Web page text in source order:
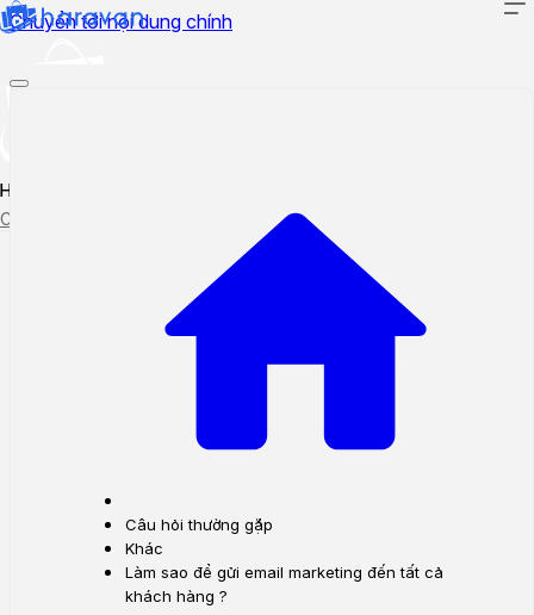
Chuyển tới nội dung chính
Hướng dẫn sử dụng
Cập nhật tính năng mới
Theo dõi ticket
Câu hỏi thường gặp
Khác
Làm sao để gửi email marketing đến tất cả
khách hàng ?